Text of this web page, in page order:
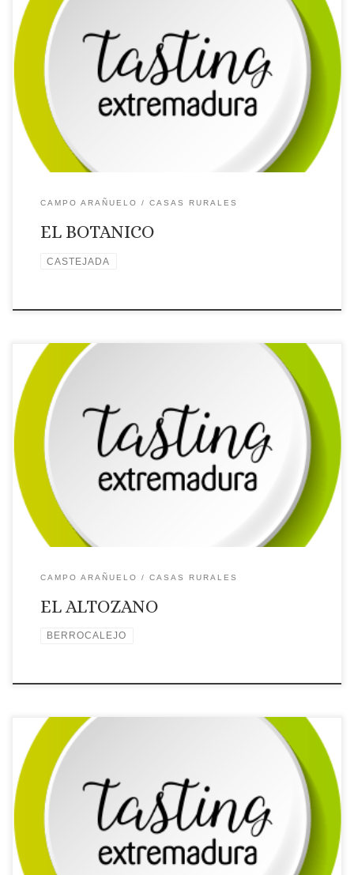
Licencia: CR-CC-00238 Categoría: 2 Estrellas
Tipo: Casa
rural
Comarca turística: CAMPO ARAÑUELO
Localidad:
Dirección: Plaza España, 5
Página web: Web ✉
Correo Electrónico: Contactar por correo electrónico
Teléfono: Teléfono: 927547325
Placa distintiva 🗺Ubicación
CAMPO ARAÑUELO CASAS RURALES
EL BOTANICO
CASTEJADA
Licencia: CR-CC-00266 Categoría: 3 Estrellas
Tipo: Casa
rural
Comarca turística: CAMPO ARAÑUELO
Localidad:
BERROCALEJO
Dirección: Medico Félix Fernández, 12
Página web: Web ✉Correo Electrónico: Contactar por correo
electrónico
Teléfono: Teléfono: 645430471
Placa distintiva
🗺Ubicación
CAMPO ARAÑUELO CASAS RURALES
EL ALTOZANO
BERROCALEJO
Licencia: AT-CC-00034 Categoría: 4 Estrellas
Tipo:
Casa rural
Comarca turística: CAMPO ARAÑUELO
Localidad: BELVIS DE MONROY
Dirección: Camino de La
Jarilla s/n
Página web: Web ✉Correo Electrónico: Contactar
por correo electrónico
Teléfono: Teléfono: 654647646
Placa distintiva 🗺Ubicación